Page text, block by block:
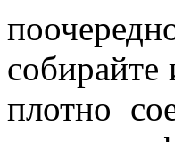
плотно